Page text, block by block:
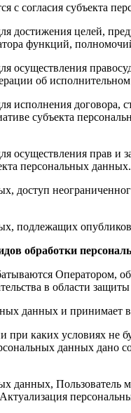
с согласия субъекта
достижения целей,
функций,
осуществления
об
исполнения договора,
субъекта
осуществления прав
персональных данных.
доступ
подлежащих
обработки
Оператором,
в области
данных и
при каких условиях не
данных дано
данных, Пользователь